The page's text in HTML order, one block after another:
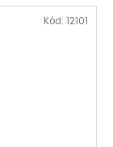
Kód: 12101